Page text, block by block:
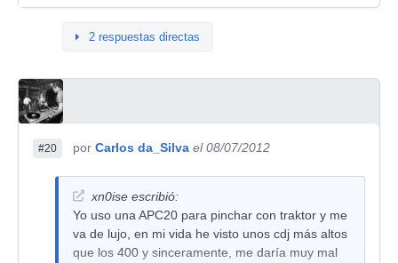
2 respuestas directas
#20 por Carlos da_Silva el 08/07/2012
xn0ise escribió:
Yo uso una APC20 para pinchar con traktor y me
va de lujo, en mi vida he visto unos cdj más altos
que los 400 y sinceramente, me daría muy mal